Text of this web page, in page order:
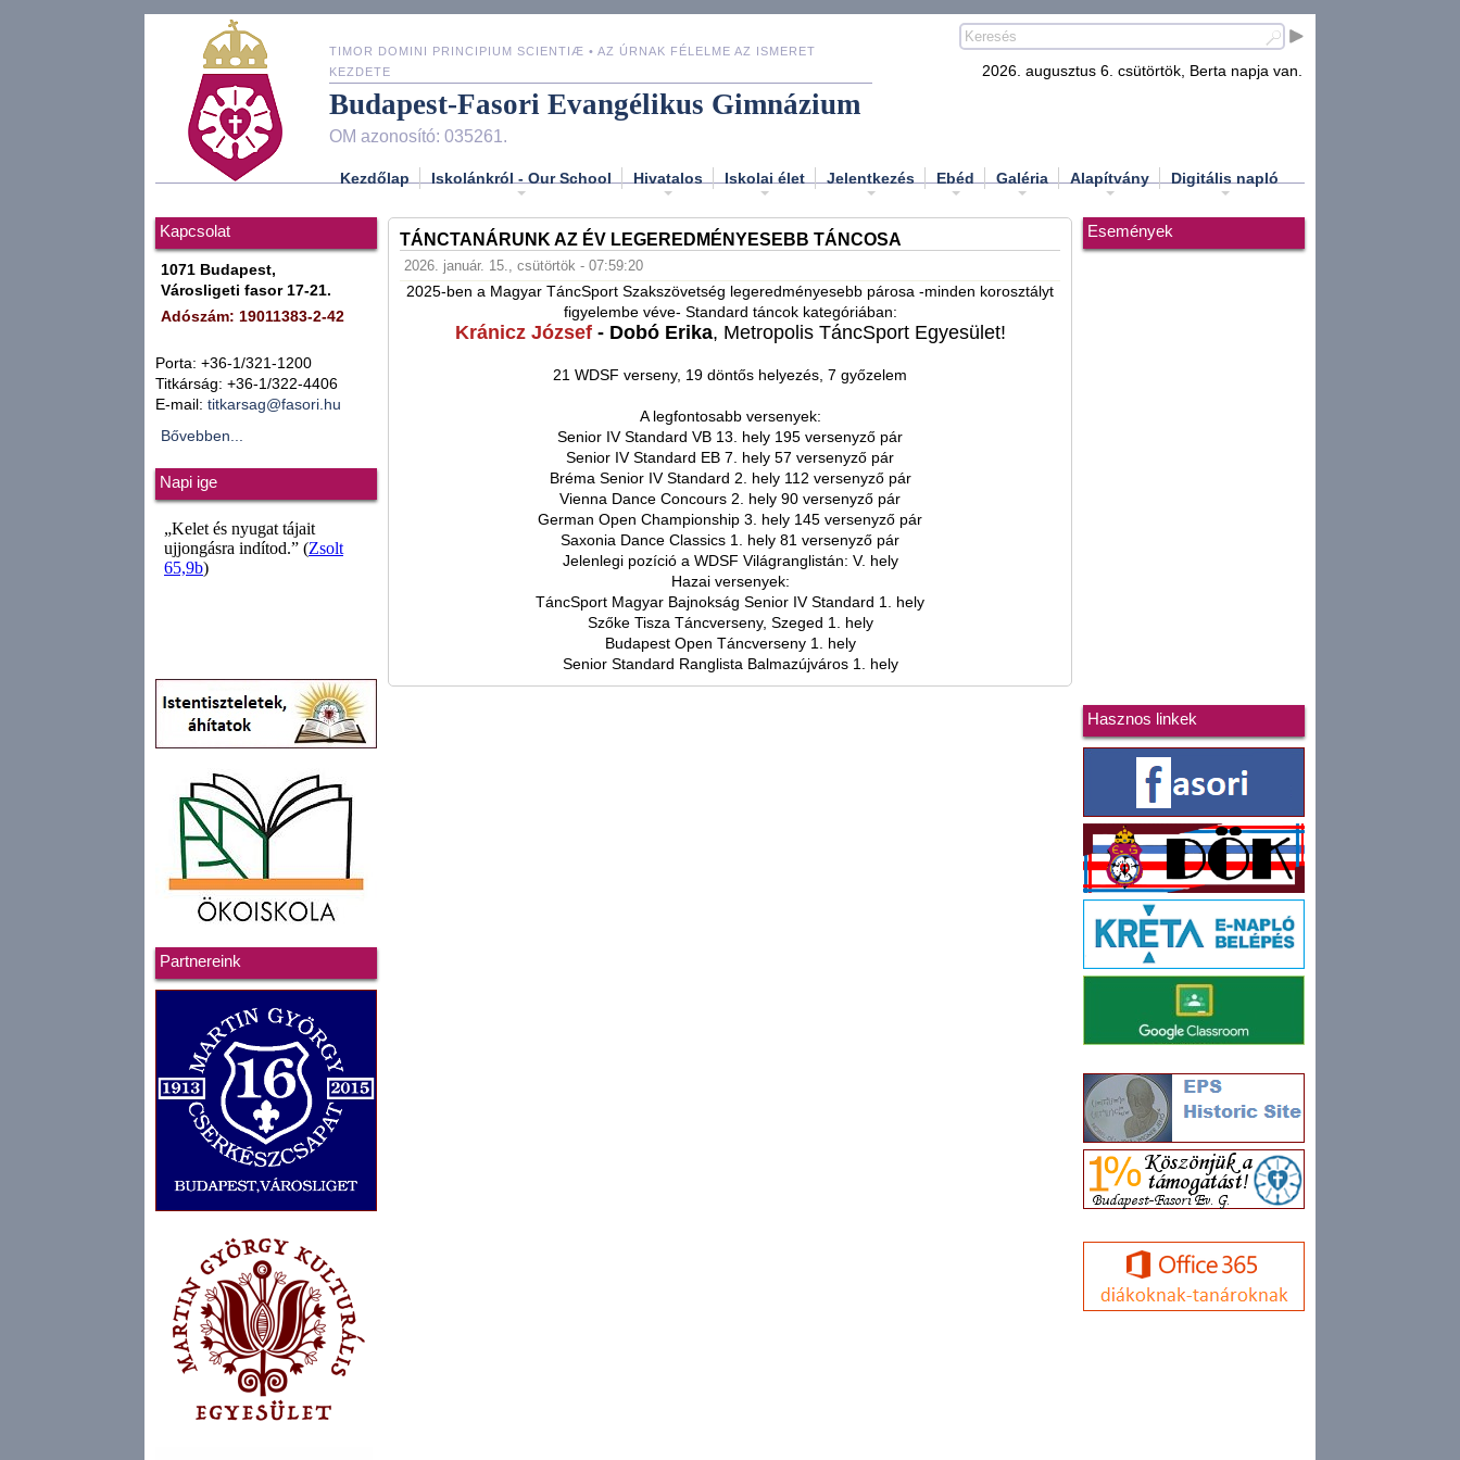
TIMOR DOMINI PRINCIPIUM SCIENTIÆ • AZ ÚRNAK FÉLELME AZ ISMERET
KEZDETE
Budapest-Fasori Evangélikus Gimnázium
OM azonosító: 035261.
2026. augusztus 6. csütörtök, Berta napja van.
Kezdőlap Iskolánkról - Our School Hivatalos Iskolai élet Jelentkezés Ebéd Galéria Alapítvány Digitális napló
Kapcsolat
1071 Budapest,
Városligeti fasor 17-21.
Adószám: 19011383-2-42
Porta: +36-1/321-1200
Titkárság: +36-1/322-4406
E-mail: titkarsag@fasori.hu
Bővebben...
Napi ige
Partnereink
TÁNCTANÁRUNK AZ ÉV LEGEREDMÉNYESEBB TÁNCOSA
2026. január. 15., csütörtök - 07:59:20
2025-ben a Magyar TáncSport Szakszövetség legeredményesebb párosa -minden korosztályt
figyelembe véve- Standard táncok kategóriában:
Kránicz József- Dobó Erika, Metropolis TáncSport Egyesület!
21 WDSF verseny, 19 döntős helyezés, 7 győzelem
A legfontosabb versenyek:
Senior IV Standard VB 13. hely 195 versenyző pár
Senior IV Standard EB 7. hely 57 versenyző pár
Bréma Senior IV Standard 2. hely 112 versenyző pár
Vienna Dance Concours 2. hely 90 versenyző pár
German Open Championship 3. hely 145 versenyző pár
Saxonia Dance Classics 1. hely 81 versenyző pár
Jelenlegi pozíció a WDSF Világranglistán: V. hely
Hazai versenyek:
TáncSport Magyar Bajnokság Senior IV Standard 1. hely
Szőke Tisza Táncverseny, Szeged 1. hely
Budapest Open Táncverseny 1. hely
Senior Standard Ranglista Balmazújváros 1. hely
Események
Hasznos linkek